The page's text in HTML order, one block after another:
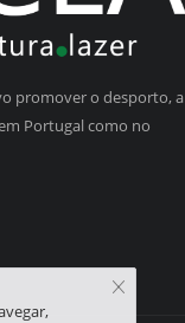
promover o desporto, a
Portugal como no